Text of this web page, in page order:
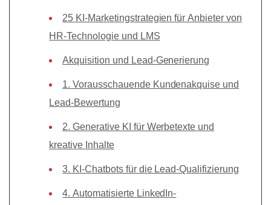
25 KI-Marketingstrategien für Anbieter von
HR-Technologie und LMS
Akquisition und Lead-Generierung
1. Vorausschauende Kundenakquise und
Lead-Bewertung
2. Generative KI für Werbetexte und
kreative Inhalte
3. KI-Chatbots für die Lead-Qualifizierung
4. Automatisierte LinkedIn-